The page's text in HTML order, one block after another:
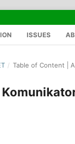
ISSUES
/ Table of Content |